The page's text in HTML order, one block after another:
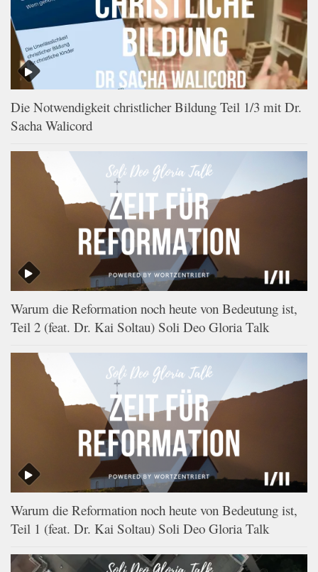
Die Notwendigkeit christlicher Bildung Teil 1/3 mit Dr.
Sacha Walicord
Warum die Reformation noch heute von Bedeutung ist,
Teil 2 (feat. Dr. Kai Soltau) Soli Deo Gloria Talk
Warum die Reformation noch heute von Bedeutung ist,
Teil 1 (feat. Dr. Kai Soltau) Soli Deo Gloria Talk